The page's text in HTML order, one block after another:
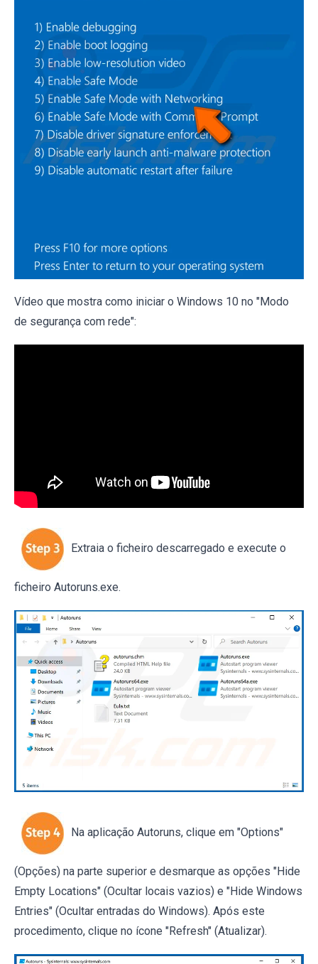
Vídeo que mostra como iniciar o Windows 10 no "Modo
de segurança com rede":
Extraia o ficheiro descarregado e execute o
ficheiro Autoruns.exe.
Na aplicação Autoruns, clique em "Options"
(Opções) na parte superior e desmarque as opções "Hide
Empty Locations" (Ocultar locais vazios) e "Hide Windows
Entries" (Ocultar entradas do Windows). Após este
procedimento, clique no ícone "Refresh" (Atualizar).